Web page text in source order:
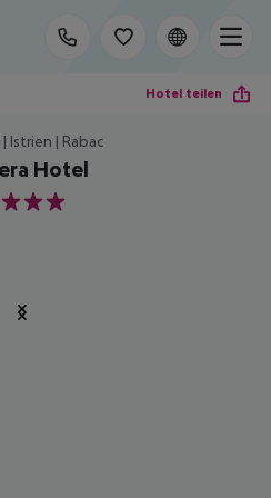
Hotel teilen
Istrien | Rabac
Hotel